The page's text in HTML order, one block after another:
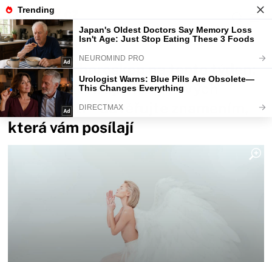
Fajntip.cz Horoskopy a zvěrokruhy
Andělský horoskop na tento týden:
Andělé otevírají brány nových
příležitostí – důvěřujte znamením,
která vám posílají